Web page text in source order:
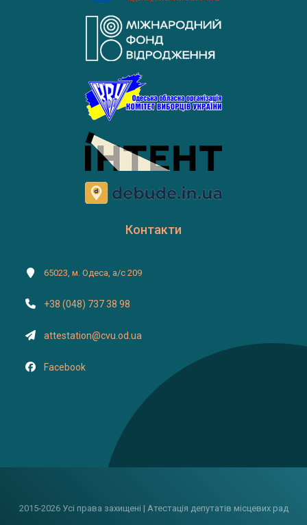
Контакти
65023, м. Одеса, а/с 209
+38 (048) 737 38 98
attestation@cvu.od.ua
Facebook
2015-2026 Усі права захищені | Атестація депутатів місцевих рад